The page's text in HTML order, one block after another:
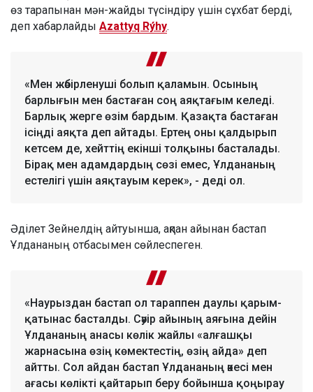
өз тарапынан мән-жайды түсіндіру үшін сұхбат берді,
деп хабарлайды Azattyq Rýhy.
«Мен жәбірленуші болып қаламын. Осының
барлығын мен бастаған соң аяқтағым келеді.
Барлық жерге өзім бардым. Қазақта бастаған
ісіңді аяқта деп айтады. Ертең оны қалдырып
кетсем де, хейттің екінші толқыны басталады.
Бірақ мен адамдардың сөзі емес, Ұлдананың
естелігі үшін аяқтауым керек», - деді ол.
Әділет Зейнелдің айтуынша, ақпан айынан бастап
Ұлдананың отбасымен сөйлеспеген.
«Наурыздан бастап ол тараппен даулы қарым-
қатынас басталды. Сәуір айының аяғына дейін
Ұлдананың анасы көлік жайлы «алғашқы
жарнасына өзің көмектестің, өзің айда» деп
айтты. Сол айдан бастап Ұлдананың әкесі мен
ағасы көлікті қайтарып беру бойынша қоңырау